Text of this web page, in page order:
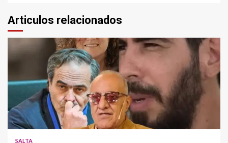
Articulos relacionados
SALTA